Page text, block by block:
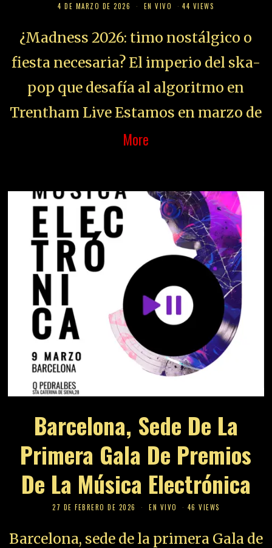
4 DE MARZO DE 2026 EN VIVO 44 VIEWS
¿Madness 2026: timo nostálgico o
fiesta necesaria? El imperio del ska-
pop que desafía al algoritmo en
Trentham Live Estamos en marzo de
More
Barcelona, Sede De La
Primera Gala De Premios
De La Música Electrónica
27 DE FEBRERO DE 2026 EN VIVO 46 VIEWS
Barcelona, sede de la primera Gala de